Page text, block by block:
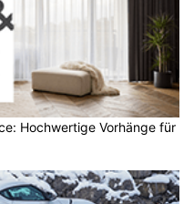
Hochwertige Vorhänge für